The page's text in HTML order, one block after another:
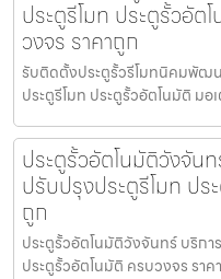
ประตูรีโมท ประตูรั้วอัต
วงจร ราคาถูก
รับติดตั้งประตูรั้วรีโมทนิคมพัฒ
ประตูรีโมท ประตูรั้วอัตโนมัติ มอ
ประตูรั้วอัตโนมัติวังจัน
ปรับปรุงประตูรีโมท ปร
ถูก
ประตูรั้วอัตโนมัติวังจันทร์ บริก
ประตูรั้วอัตโนมัติ ครบวงจร รา